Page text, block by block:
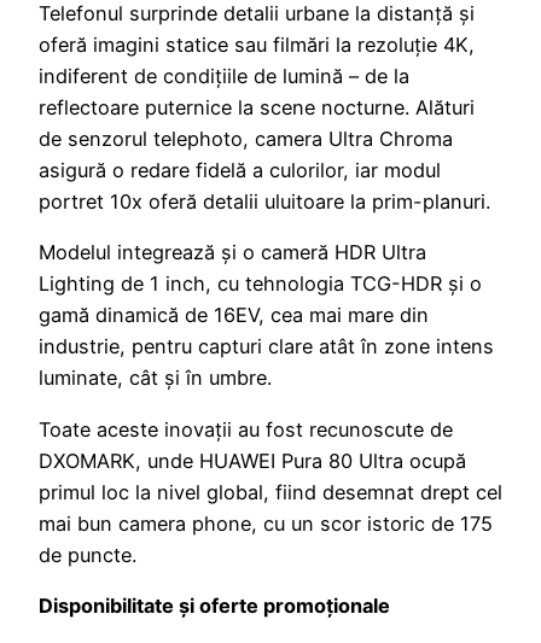
Telefonul surprinde detalii urbane la distanță și
oferă imagini statice sau filmări la rezoluție 4K,
indiferent de condițiile de lumină – de la
reflectoare puternice la scene nocturne. Alături
de senzorul telephoto, camera Ultra Chroma
asigură o redare fidelă a culorilor, iar modul
portret 10x oferă detalii uluitoare la prim-planuri.
Modelul integrează și o cameră HDR Ultra
Lighting de 1 inch, cu tehnologia TCG-HDR și o
gamă dinamică de 16EV, cea mai mare din
industrie, pentru capturi clare atât în zone intens
luminate, cât și în umbre.
Toate aceste inovații au fost recunoscute de
DXOMARK, unde HUAWEI Pura 80 Ultra ocupă
primul loc la nivel global, fiind desemnat drept cel
mai bun camera phone, cu un scor istoric de 175
de puncte.
Disponibilitate și oferte promoționale